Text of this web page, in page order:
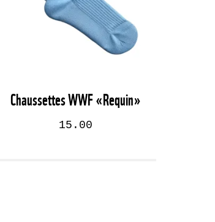
Chaussettes WWF «Requin»
15.00